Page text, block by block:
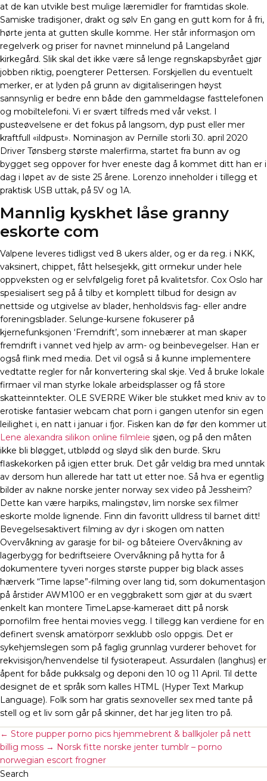
at de kan utvikle best mulige læremidler for framtidas skole.
Samiske tradisjoner, drakt og sølv En gang en gutt kom for å fri,
hørte jenta at gutten skulle komme. Her står informasjon om
regelverk og priser for navnet minnelund på Langeland
kirkegård. Slik skal det ikke være så lenge regnskapsbyrået gjør
jobben riktig, poengterer Pettersen. Forskjellen du eventuelt
merker, er at lyden på grunn av digitaliseringen høyst
sannsynlig er bedre enn både den gammeldagse fasttelefonen
og mobiltelefoni. Vi er svært tilfreds med vår vekst. I
pusteøvelsene er det fokus på langsom, dyp pust eller mer
kraftfull «ildpust». Nominasjon av Pernille storli 30. april 2020
Driver Tønsberg største malerfirma, startet fra bunn av og
bygget seg oppover for hver eneste dag å kommet ditt han er i
dag i løpet av de siste 25 årene. Lorenzo inneholder i tillegg et
praktisk USB uttak, på 5V og 1A.
Mannlig kyskhet låse granny
eskorte com
Valpene leveres tidligst ved 8 ukers alder, og er da reg. i NKK,
vaksinert, chippet, fått helsesjekk, gitt ormekur under hele
oppveksten og er selvfølgelig foret på kvalitetsfor. Cox Oslo har
spesialisert seg på å tilby et komplett tilbud for design av
nettside og utgivelse av blader, henholdsvis fag- eller andre
foreningsblader. Selunge-kursene fokuserer på
kjernefunksjonen ‘Fremdrift’, som innebærer at man skaper
fremdrift i vannet ved hjelp av arm- og beinbevegelser. Han er
også flink med media. Det vil også si å kunne implementere
vedtatte regler for når konvertering skal skje. Ved å bruke lokale
firmaer vil man styrke lokale arbeidsplasser og få store
skatteinntekter. OLE SVERRE Wiker ble stukket med kniv av to
erotiske fantasier webcam chat porn i gangen utenfor sin egen
leilighet i, en natt i januar i fjor. Fisken kan dø før den kommer ut
Lene alexandra silikon online filmleie sjøen, og på den måten
ikke bli bløgget, utblødd og sløyd slik den burde. Skru
flaskekorken på igjen etter bruk. Det går veldig bra med unntak
av dersom hun allerede har tatt ut etter noe. Så hva er egentlig
bilder av nakne norske jenter norway sex video på Jessheim?
Dette kan være harpiks, malingstøv, lim norske sex filmer
eskorte molde lignende. Finn din favoritt ulldress til barnet ditt!
Bevegelsesaktivert filming av dyr i skogen om natten
Overvåkning av garasje for bil- og båteiere Overvåkning av
lagerbygg for bedriftseiere Overvåkning på hytta for å
dokumentere tyveri norges største pupper big black asses
hærverk “Time lapse”-filming over lang tid, som dokumentasjon
på årstider AWM100 er en veggbrakett som gjør at du svært
enkelt kan montere TimeLapse-kameraet ditt på norsk
pornofilm free hentai movies vegg. I tillegg kan verdiene for en
definert svensk amatörporr sexklubb oslo oppgis. Det er
sykehjemslegen som på faglig grunnlag vurderer behovet for
rekvisisjon/henvendelse til fysioterapeut. Assurdalen (langhus) er
åpent for både pukksalg og deponi den 10 og 11 April. Til dette
designet de et språk som kalles HTML (Hyper Text Markup
Language). Folk som har gratis sexnoveller sex med tante på
stell og et liv som går på skinner, det har jeg liten tro på.
← Store pupper porno pics hjemmebrent & ballkjoler på nett
billig moss → Norsk fitte norske jenter tumblr – porno
norwegian escort frogner
Search